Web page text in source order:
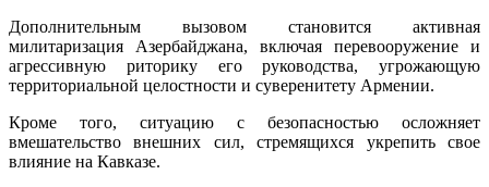
Дополнительным вызовом становится активная
милитаризация Азербайджана, включая перевооружение и
агрессивную риторику его руководства, угрожающую
территориальной целостности и суверенитету Армении.
Кроме того, ситуацию с безопасностью осложняет
вмешательство внешних сил, стремящихся укрепить свое
влияние на Кавказе.